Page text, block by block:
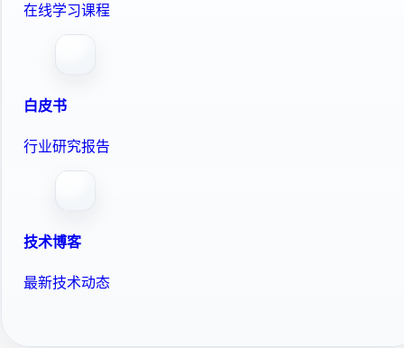
在线学习课程
白皮书
行业研究报告
技术博客
最新技术动态